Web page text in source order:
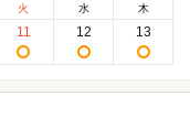
火
11
水
12
木
13